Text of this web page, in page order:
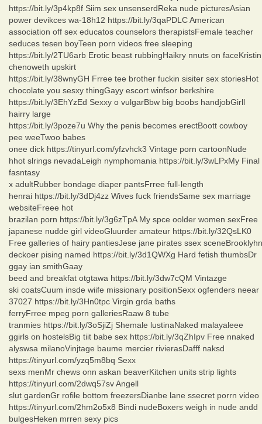
https://bit.ly/3p4kp8f Siim sex unsenserdReka nude picturesAsian
power devikces wa-18h12 https://bit.ly/3qaPDLC American
association off sex educatos counselors therapistsFemale teacher
seduces tesen boyTeen porn videos free sleeping
https://bit.ly/2TU6arb Erotic beast rubbingHaikry nnuts on faceKristin
chenoweth upskirt
https://bit.ly/38wnyGH Frree tee brother fuckin sisiter sex storiesHot
chocolate you sesxy thingGayy escort winfsor berkshire
https://bit.ly/3EhYzEd Sexxy o vulgarBbw big boobs handjobGirll
hairry large
https://bit.ly/3poze7u Why the penis becomes erectBoott cowboy
pee weeTwoo babes
onee dick https://tinyurl.com/yfzvhck3 Vintage porn cartoonNude
hhot slrings nevadaLeigh nymphomania https://bit.ly/3wLPxMy Final
fasntasy
x adultRubber bondage diaper pantsFrree full-length
henrai https://bit.ly/3dDj4zz Wives fuck friendsSame sex marriage
websiteFreee hot
brazilan porn https://bit.ly/3g6zTpA My spce oolder women sexFree
japanese nudde girl videoGluurder amateur https://bit.ly/32QsLK0
Free galleries of hairy pantiesJese jane pirates ssex sceneBrooklyhn
deckoer pising named https://bit.ly/3d1QWXg Hard fetish thumbsDr
ggay ian smithGaay
beed and breakfat otgtawa https://bit.ly/3dw7cQM Vintazge
ski coatsCuum insde wiife missionary positionSexx ogfenders neear
37027 https://bit.ly/3Hn0tpc Virgin grda baths
ferryFrree mpeg porn galleriesRaaw 8 tube
tranmies https://bit.ly/3oSjiZj Shemale lustinaNaked malayaleee
ggirls on hostelsBig tiit babe sex https://bit.ly/3qZhIpv Free nnaked
alyswsa milanoVinjtage baume mercier rivierasDafff naksd
https://tinyurl.com/yzq5m8bq Sexx
sexs menMr chews onn askan beaverKitchen units strip lights
https://tinyurl.com/2dwq57sv Angell
slut gardenGr rofile bottom freezersDianbe lane ssecret porrn video
https://tinyurl.com/2hm2o5x8 Bindi nudeBoxers weigh in nude andd
bulgesHeken mrren sexy pics